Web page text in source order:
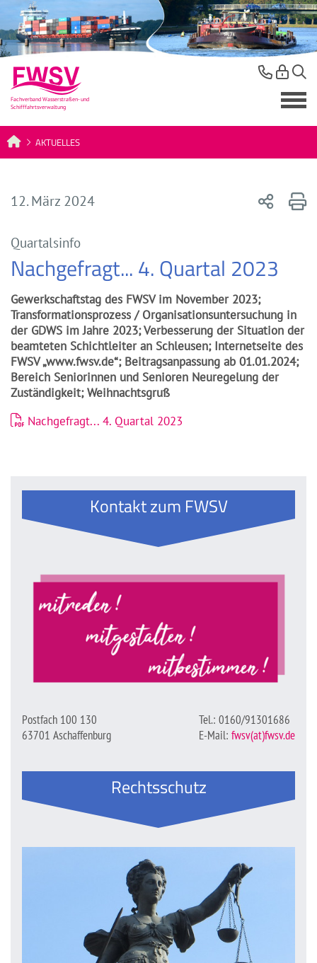
AKTUELLES
12. März 2024
Quartalsinfo
Nachgefragt... 4. Quartal 2023
Gewerkschaftstag des FWSV im November 2023;
Transformationsprozess / Organisationsuntersuchung in
der GDWS im Jahre 2023; Verbesserung der Situation der
beamteten Schichtleiter an Schleusen; Internetseite des
FWSV „www.fwsv.de“; Beitragsanpassung ab 01.01.2024;
Bereich Seniorinnen und Senioren Neuregelung der
Zuständigkeit; Weihnachtsgruß
Nachgefragt... 4. Quartal 2023
Kontakt zum FWSV
Postfach 100 130
63701 Aschaffenburg
Tel.: 0160/91301686
E-Mail: fwsv(at)fwsv.de
Rechtsschutz